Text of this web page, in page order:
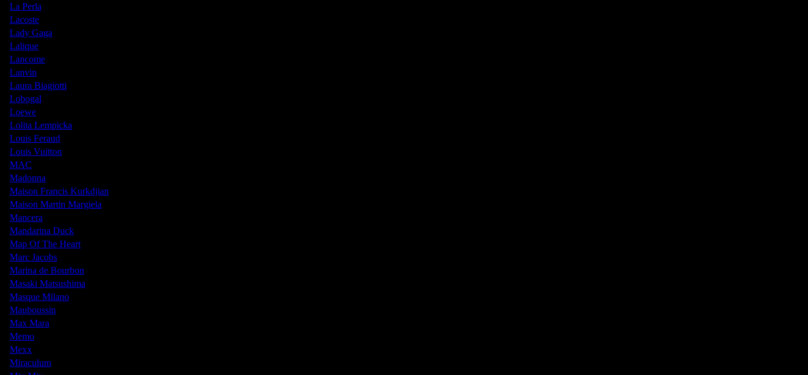
La Perla
Lacoste
Lady Gaga
Lalique
Lancome
Lanvin
Laura Biagiotti
Lobogal
Loewe
Lolita Lempicka
Louis Feraud
Louis Vuitton
MAC
Madonna
Maison Francis Kurkdjian
Maison Martin Margiela
Mancera
Mandarina Duck
Map Of The Heart
Marc Jacobs
Marina de Bourbon
Masaki Matsushima
Masque Milano
Mauboussin
Max Mara
Memo
Mexx
Miraculum